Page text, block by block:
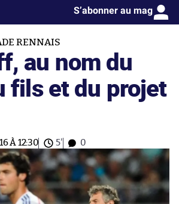
S’abonner au mag
RENNAIS
au nom du
fils et du projet
À 12:30 5' 0